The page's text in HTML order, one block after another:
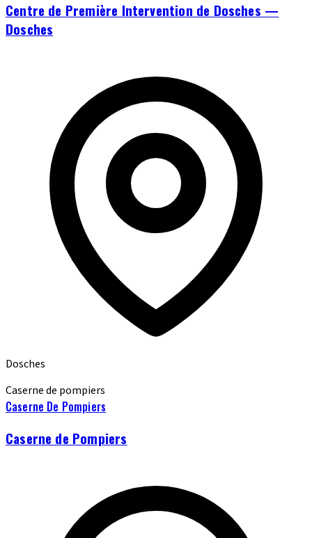
Centre de Première Intervention de Dosches —
Dosches
Dosches
Caserne de pompiers
Caserne De Pompiers
Caserne de Pompiers